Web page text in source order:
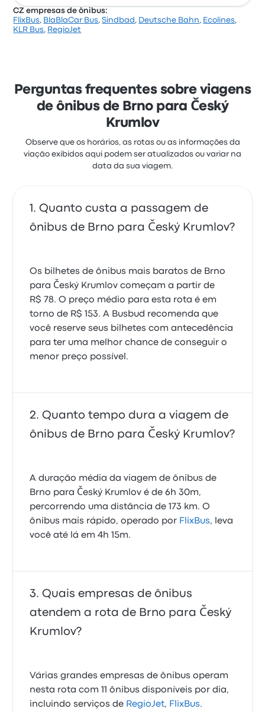
Com base em 15012 avaliações, a empresa tem 3.5
de R$ 78
CZ empresas de ônibus:
FlixBus, BlaBlaCar Bus,Sindbad , Deutsche Bahn, Ecolines,
KLR Bus, RegioJet
Perguntas frequentes sobre viagens
de ônibus de Brno para Český
Krumlov
Observe que os horários, as rotas ou as informações da
viação exibidos aqui podem ser atualizados ou variar na
data da sua viagem.
Quanto custa a passagem de
ônibus de Brno para Český Krumlov?
Os bilhetes de ônibus mais baratos de Brno
para Český Krumlov começam a partir de
R$ 78. O preço médio para esta rota é em
torno de R$ 153. A Busbud recomenda que
você reserve seus bilhetes com antecedência
para ter uma melhor chance de conseguir o
menor preço possível.
Quanto tempo dura a viagem de
ônibus de Brno para Český Krumlov?
A duração média da viagem de ônibus de
Brno para Český Krumlov é de 6h 30m,
percorrendo uma distância de 173 km. O
ônibus mais rápido, operado por FlixBus, leva
você até lá em 4h 15m.
Quais empresas de ônibus
atendem a rota de Brno para Český
Krumlov?
Várias grandes empresas de ônibus operam
nesta rota com 11 ônibus disponíveis por dia,
incluindo serviços de RegioJet, FlixBus.